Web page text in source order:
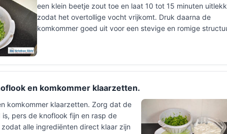
een klein beetje zout toe en laat 10 tot 15 minuten
zodat het overtollige vocht vrijkomt. Druk daarna de
komkommer goed uit voor een stevige en romige
en komkommer klaarzetten.
komkommer klaarzetten. Zorg dat de
pers de knoflook fijn en rasp de
alle ingrediënten direct klaar zijn